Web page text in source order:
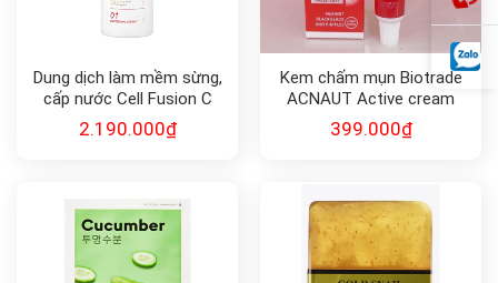
Dung dịch làm mềm sừng,
cấp nước Cell Fusion C
Expert TA TONING
BOOSTER
2.190.000₫
Kem chấm mụn Biotrade
ACNAUT Active cream
15ml
399.000₫